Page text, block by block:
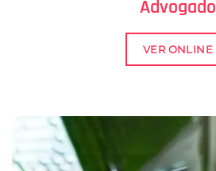
Advogado
VER ONLINE